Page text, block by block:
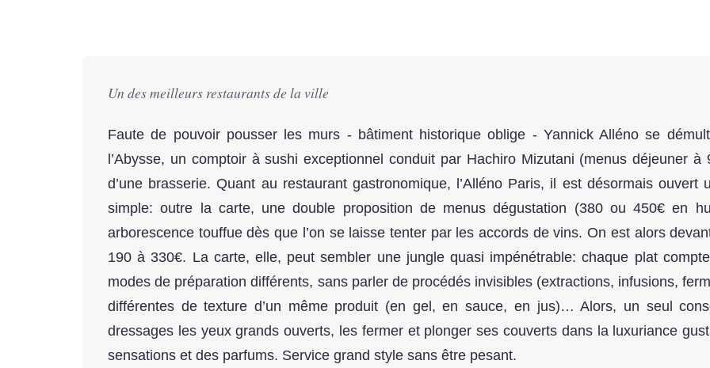
Un des meilleurs restaurants de la ville
Faute de pouvoir pousser les murs - bâtiment historique oblige - Yannick Alléno se
l’Abysse, un comptoir à sushi exceptionnel conduit par Hachiro Mizutani (menus déjeuner
d’une brasserie. Quant au restaurant gastronomique, l’Alléno Paris, il est désormais
simple: outre la carte, une double proposition de menus dégustation (380 ou 450€ en
arborescence touffue dès que l’on se laisse tenter par les accords de vins. On est alors
190 à 330€. La carte, elle, peut sembler une jungle quasi impénétrable: chaque plat
modes de préparation différents, sans parler de procédés invisibles (extractions, infusions,
différentes de texture d’un même produit (en gel, en sauce, en jus)… Alors, un seul
dressages les yeux grands ouverts, les fermer et plonger ses couverts dans la luxuriance
sensations et des parfums. Service grand style sans être pesant.